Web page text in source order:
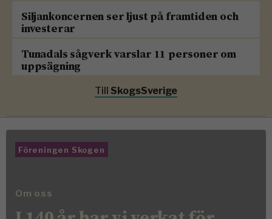
Siljankoncernen ser ljust på framtiden och
investerar
Tunadals sågverk varslar 11 personer om
uppsägning
Till SkogsSverige
Föreningen Skogen
Om oss